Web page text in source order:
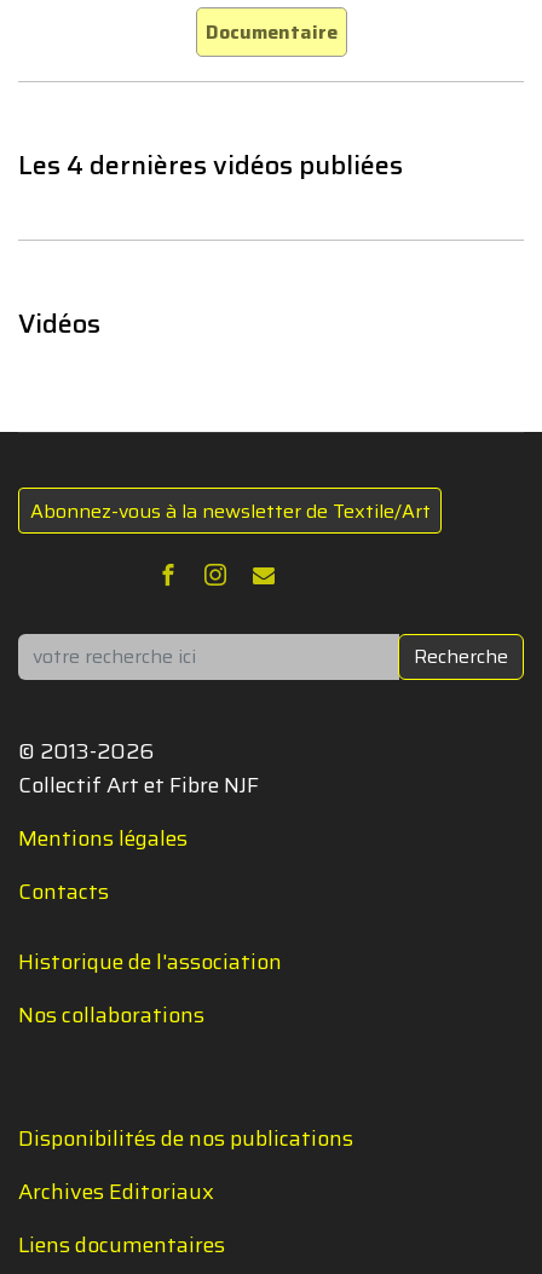
Documentaire
Les 4 dernières vidéos publiées
Vidéos
Abonnez-vous à la newsletter de Textile/Art
Rechercher Recherche
© 2013-2026
Collectif Art et Fibre NJF
Mentions légales
Contacts
Historique de l'association
Nos collaborations
Disponibilités de nos publications
Archives Editoriaux
Liens documentaires